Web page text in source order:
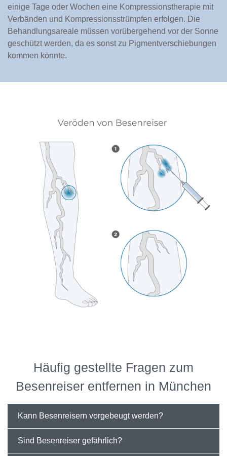
einige Tage oder Wochen eine Kompressionstherapie mit
Verbänden und Kompressionsstrümpfen erfolgen. Die
Behandlungsareale müssen vorübergehend vor der Sonne
geschützt werden, da es sonst zu Pigmentverschiebungen
kommen könnte.
Häufig gestellte Fragen zum
Besenreiser entfernen in München
Kann Besenreisern vorgebeugt werden?
Sind Besenreiser gefährlich?